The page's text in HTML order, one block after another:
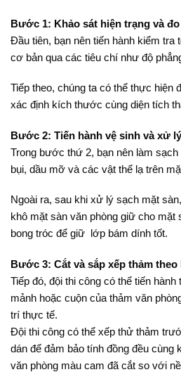
Bước 1: Khảo sát hiện trạng và
Đầu tiên, bạn nên tiến hành kiểm tra
cơ bản qua các tiêu chí như độ
Tiếp theo, chúng ta có thể thực hiện
xác định kích thước cùng diện tích
Bước 2: Tiến hành vệ sinh và xử
Trong bước thứ 2, bạn nên làm
bụi, dầu mỡ và các vật thể lạ trên
Ngoài ra, sau khi xử lý sạch mặt
khô mặt sàn văn phòng giữ cho
bong tróc để giữ lớp bám dính tốt.
Bước 3: Cắt và sắp xếp thảm theo
Tiếp đó, đội thi công có thể tiến
mảnh hoặc cuộn của thảm văn
trí thực tế.
Đội thi công có thể xếp thử thảm
dán để đảm bảo tính đồng đều
văn phòng màu cam đã cắt so với